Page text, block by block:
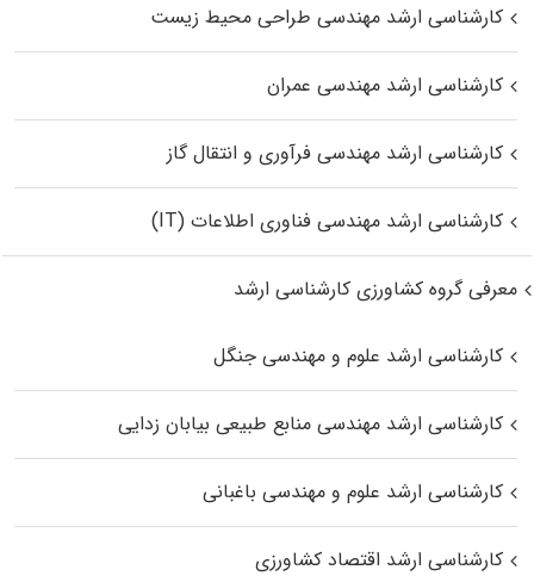
کارشناسی ارشد مهندسی طراحی محیط زیست
کارشناسی ارشد مهندسی عمران
کارشناسی ارشد مهندسی فرآوری و انتقال گاز
کارشناسی ارشد مهندسی فناوری اطلاعات (IT)
معرفی گروه کشاورزی کارشناسی ارشد
کارشناسی ارشد علوم و مهندسی جنگل
کارشناسی ارشد مهندسی منابع طبیعی بیابان زدایی
کارشناسی ارشد علوم و مهندسی باغبانی
کارشناسی ارشد اقتصاد کشاورزی